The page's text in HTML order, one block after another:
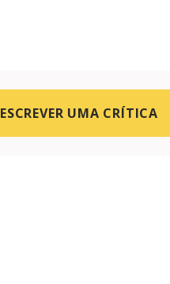
ESCREVER UMA CRÍTICA